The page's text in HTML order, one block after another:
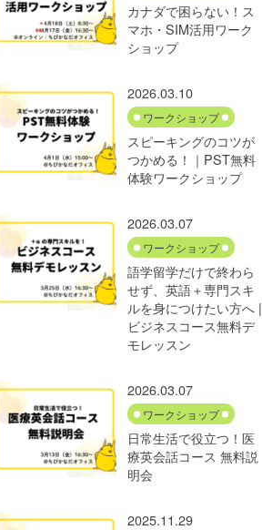
カナダで困らない！ス
マホ・SIM活用ワーク
ショップ
2026.03.10
ワークショップ
スピーキングのコツが
つかめる！｜PST無料
体験ワークショップ
2026.03.07
ワークショップ
語学留学だけで終わら
せず、英語＋専門スキ
ルを身につけたい方へ |
ビジネスコース無料デ
モレッスン
2026.03.07
ワークショップ
日常生活で役立つ！医
療英会話コース 無料説
明会
2025.11.29